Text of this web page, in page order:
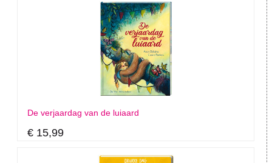
De verjaardag van de luiaard
€ 15,99